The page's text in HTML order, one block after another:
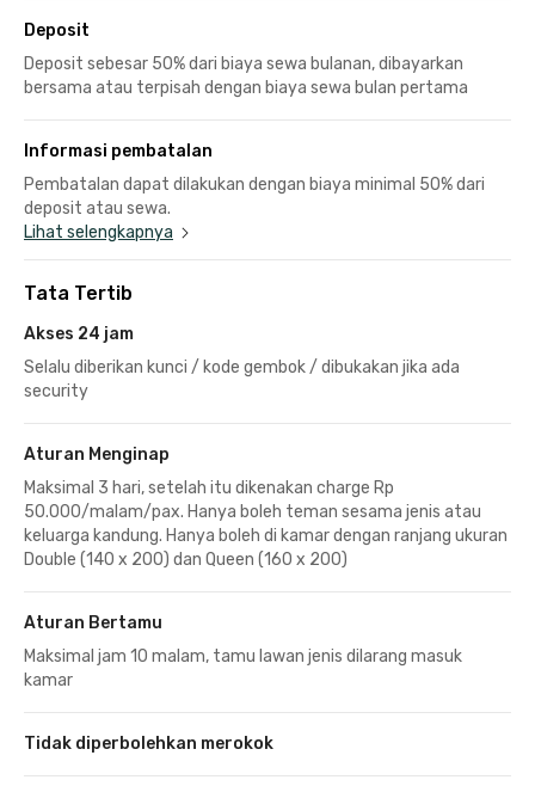
Deposit
Deposit sebesar 50% dari biaya sewa bulanan, dibayarkan
bersama atau terpisah dengan biaya sewa bulan pertama
Informasi pembatalan
Pembatalan dapat dilakukan dengan biaya minimal 50% dari
deposit atau sewa.
Lihat selengkapnya
Tata Tertib
Akses 24 jam
Selalu diberikan kunci / kode gembok / dibukakan jika ada
security
Aturan Menginap
Maksimal 3 hari, setelah itu dikenakan charge Rp
50.000/malam/pax. Hanya boleh teman sesama jenis atau
keluarga kandung. Hanya boleh di kamar dengan ranjang ukuran
Double (140 x 200) dan Queen (160 x 200)
Aturan Bertamu
Maksimal jam 10 malam, tamu lawan jenis dilarang masuk
kamar
Tidak diperbolehkan merokok